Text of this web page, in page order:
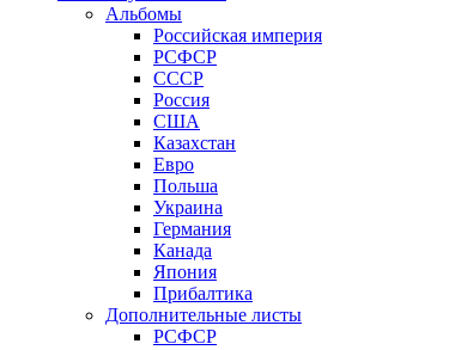
Альбомы
Российская империя
РСФСР
СССР
Россия
США
Казахстан
Евро
Польша
Украина
Германия
Канада
Япония
Прибалтика
Дополнительные листы
РСФСР